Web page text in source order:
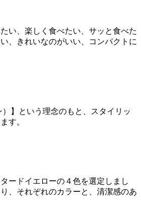
い、楽しく食べたい、サッと食べた
、きれいなのがいい、コンパクトに
】という理念のもと、スタイリッ
す。
ードイエローの４色を選定しまし
、それぞれのカラーと、清潔感のあ